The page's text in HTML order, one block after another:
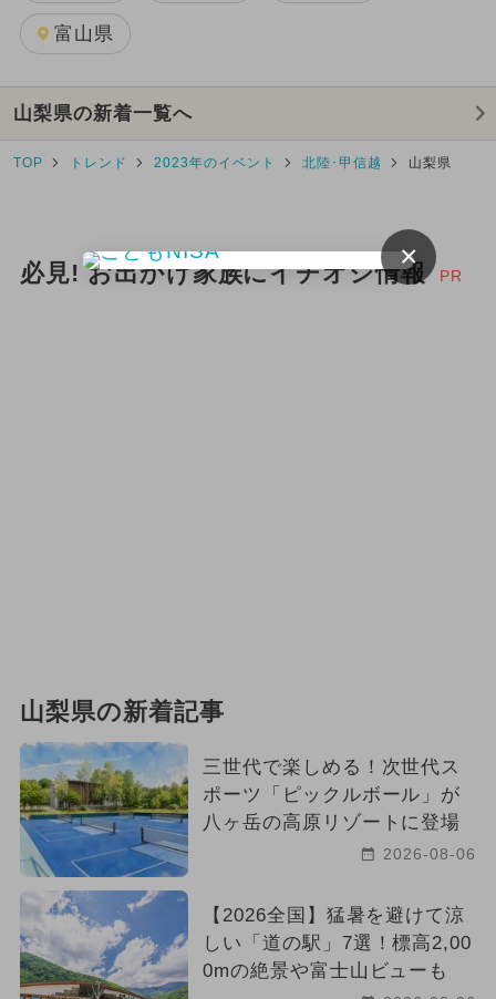
富山県
山梨県の新着一覧へ
TOP トレンド 2023年のイベント 北陸･甲信越 山梨県
必見! お出かけ家族にイチオシ情報 PR
山梨県の新着記事
三世代で楽しめる！次世代ス
ポーツ「ピックルボール」が
八ヶ岳の高原リゾートに登場
2026-08-06
【2026全国】猛暑を避けて涼
しい「道の駅」7選！標高2,00
0mの絶景や富士山ビューも
×